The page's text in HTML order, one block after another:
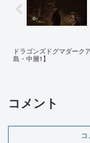
ドラゴンズドグマダーク
島・中層1】
コメント